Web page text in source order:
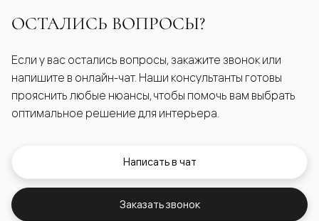
ОСТАЛИСЬ ВОПРОСЫ?
Если у вас остались вопросы, закажите звонок или
напишите в онлайн-чат. Наши консультанты готовы
прояснить любые нюансы, чтобы помочь вам выбрать
оптимальное решение для интерьера.
Написать в чат
Заказать звонок